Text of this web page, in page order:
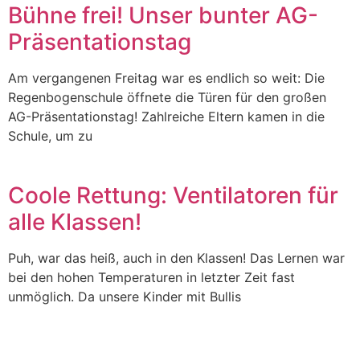
Bühne frei! Unser bunter AG-
Präsentationstag
Am vergangenen Freitag war es endlich so weit: Die
Regenbogenschule öffnete die Türen für den großen
AG-Präsentationstag! Zahlreiche Eltern kamen in die
Schule, um zu
Coole Rettung: Ventilatoren für
alle Klassen!
Puh, war das heiß, auch in den Klassen! Das Lernen war
bei den hohen Temperaturen in letzter Zeit fast
unmöglich. Da unsere Kinder mit Bullis